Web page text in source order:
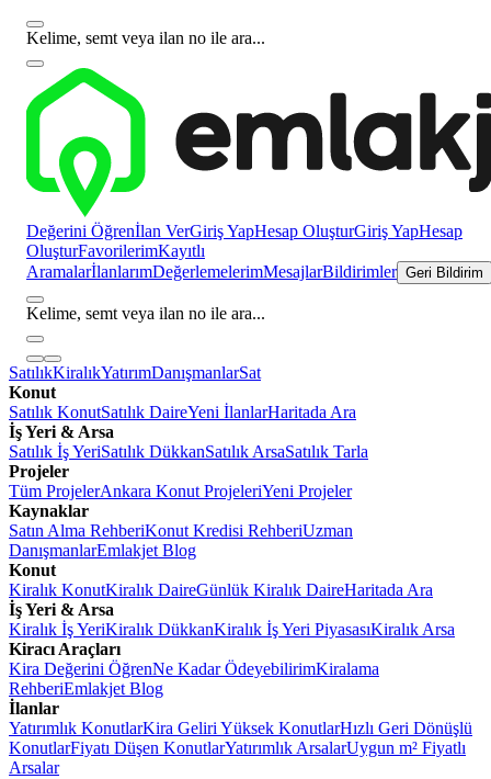
Kelime, semt veya ilan no ile ara...
Değerini Öğrenİlan VerGiriş YapHesap OluşturGiriş YapHesap
OluşturFavorilerimKayıtlı
AramalarİlanlarımDeğerlemelerimMesajlarBildirimler Geri Bildirim
Kelime, semt veya ilan no ile ara...
SatılıkKiralıkYatırımDanışmanlarSat
Konut
Satılık KonutSatılık DaireYeni İlanlarHaritada Ara
İş Yeri & Arsa
Satılık İş YeriSatılık DükkanSatılık ArsaSatılık Tarla
Projeler
Tüm ProjelerAnkara Konut ProjeleriYeni Projeler
Kaynaklar
Satın Alma RehberiKonut Kredisi RehberiUzman
DanışmanlarEmlakjet Blog
Konut
Kiralık KonutKiralık DaireGünlük Kiralık DaireHaritada Ara
İş Yeri & Arsa
Kiralık İş YeriKiralık DükkanKiralık İş Yeri PiyasasıKiralık Arsa
Kiracı Araçları
Kira Değerini ÖğrenNe Kadar ÖdeyebilirimKiralama
RehberiEmlakjet Blog
İlanlar
Yatırımlık KonutlarKira Geliri Yüksek KonutlarHızlı Geri Dönüşlü
KonutlarFiyatı Düşen KonutlarYatırımlık ArsalarUygun m² Fiyatlı
Arsalar